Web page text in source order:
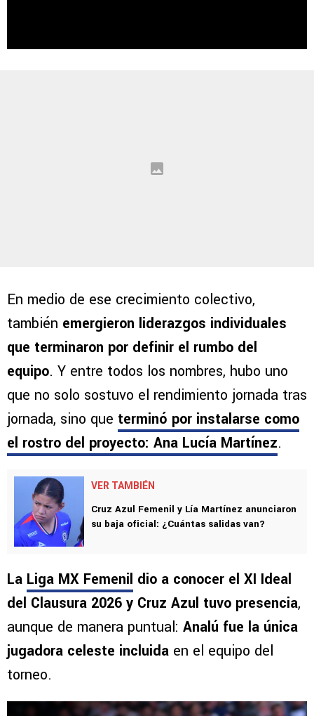
En medio de ese crecimiento colectivo,
también emergieron liderazgos individuales
que terminaron por definir el rumbo del
equipo. Y entre todos los nombres, hubo uno
que no solo sostuvo el rendimiento jornada tras
jornada, sino que terminó por instalarse como
el rostro del proyecto: Ana Lucía Martínez.
VER TAMBIÉN
Cruz Azul Femenil y Lía Martínez anunciaron
su baja oficial: ¿Cuántas salidas van?
La Liga MX Femenil dio a conocer el XI Ideal
del Clausura 2026 y Cruz Azul tuvo presencia,
aunque de manera puntual: Analú fue la única
jugadora celeste incluida en el equipo del
torneo.